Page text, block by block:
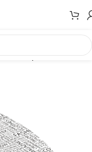
aparati i dodaci